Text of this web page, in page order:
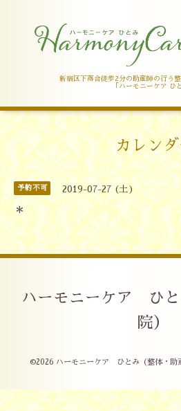
新宿区下落合徒歩2分の助産師の行う
「ハーモニーケア ひ
カレン
予約不可 2019-07-27 (土)
＊
ハーモニーケア ひと
院）
©2026 ハーモニーケア ひとみ（整体・助